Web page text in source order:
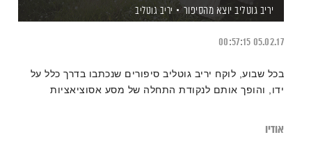
יריב גוטליב יוצא מהסיפור יריב גוטליב
05.02.17
00:57:15
בכל שבוע, לוקח יריב גוטליב סיפורים שנכתבו בדרך כלל על
ידו, והופך אותם לנקודת התחלה של מסע אסוציאציות
אודיו